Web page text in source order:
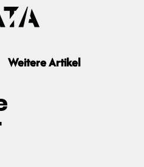
Weitere Artikel